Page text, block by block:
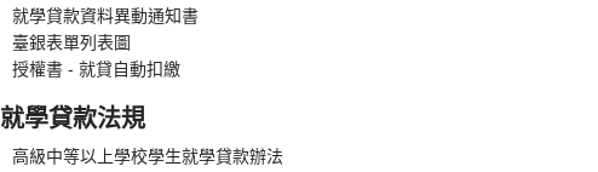
就學貸款資料異動通知書
臺銀表單列表圖
授權書 - 就貸自動扣繳
就學貸款法規
高級中等以上學校學生就學貸款辦法